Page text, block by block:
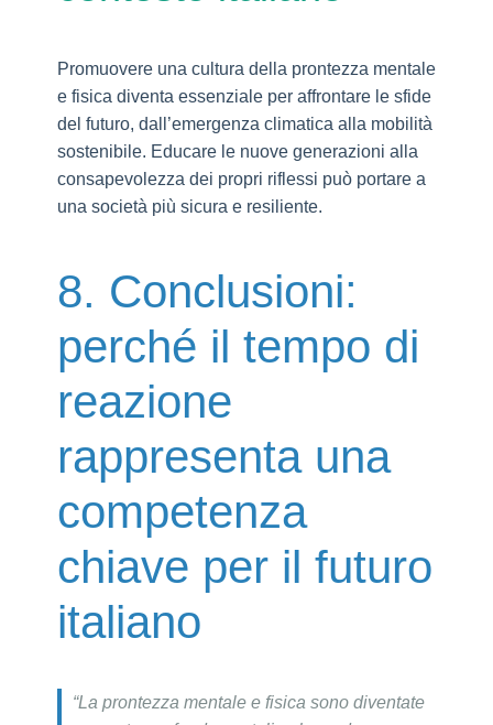
Promuovere una cultura della prontezza mentale
e fisica diventa essenziale per affrontare le sfide
del futuro, dall’emergenza climatica alla mobilità
sostenibile. Educare le nuove generazioni alla
consapevolezza dei propri riflessi può portare a
una società più sicura e resiliente.
8. Conclusioni:
perché il tempo di
reazione
rappresenta una
competenza
chiave per il futuro
italiano
“La prontezza mentale e fisica sono diventate